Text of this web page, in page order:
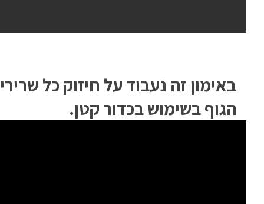
באימון זה נעבוד על חיזוק כל שרירי
הגוף בשימוש בכדור קטן.